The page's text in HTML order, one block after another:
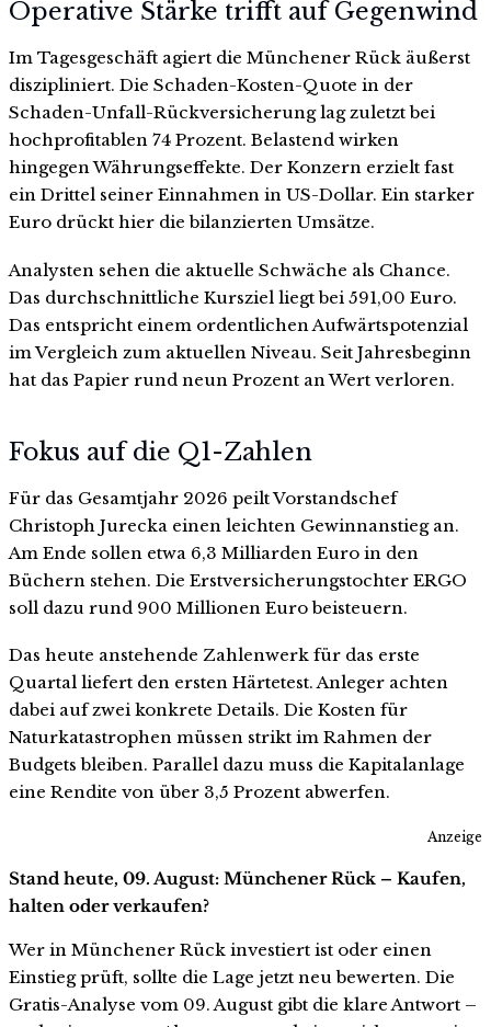
Operative Stärke trifft auf Gegenwind
Im Tagesgeschäft agiert die Münchener Rück äußerst
diszipliniert. Die Schaden-Kosten-Quote in der
Schaden-Unfall-Rückversicherung lag zuletzt bei
hochprofitablen 74 Prozent. Belastend wirken
hingegen Währungseffekte. Der Konzern erzielt fast
ein Drittel seiner Einnahmen in US-Dollar. Ein starker
Euro drückt hier die bilanzierten Umsätze.
Analysten sehen die aktuelle Schwäche als Chance.
Das durchschnittliche Kursziel liegt bei 591,00 Euro.
Das entspricht einem ordentlichen Aufwärtspotenzial
im Vergleich zum aktuellen Niveau. Seit Jahresbeginn
hat das Papier rund neun Prozent an Wert verloren.
Fokus auf die Q1-Zahlen
Für das Gesamtjahr 2026 peilt Vorstandschef
Christoph Jurecka einen leichten Gewinnanstieg an.
Am Ende sollen etwa 6,3 Milliarden Euro in den
Büchern stehen. Die Erstversicherungstochter ERGO
soll dazu rund 900 Millionen Euro beisteuern.
Das heute anstehende Zahlenwerk für das erste
Quartal liefert den ersten Härtetest. Anleger achten
dabei auf zwei konkrete Details. Die Kosten für
Naturkatastrophen müssen strikt im Rahmen der
Budgets bleiben. Parallel dazu muss die Kapitalanlage
eine Rendite von über 3,5 Prozent abwerfen.
Anzeige
Stand heute, 09. August: Münchener Rück – Kaufen,
halten oder verkaufen?
Wer in Münchener Rück investiert ist oder einen
Einstieg prüft, sollte die Lage jetzt neu bewerten. Die
Gratis-Analyse vom 09. August gibt die klare Antwort –